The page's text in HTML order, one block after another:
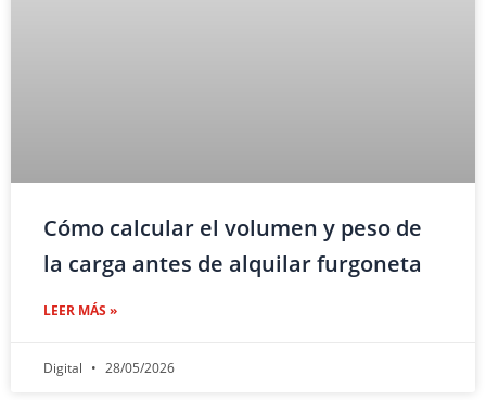
Cómo calcular el volumen y peso de
la carga antes de alquilar furgoneta
LEER MÁS »
Digital 28/05/2026